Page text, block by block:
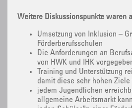
Weitere Diskussionspunkte waren
Umsetzung von Inklusion –
Förderberufsschulen
Die Anforderungen an
von HWK und IHK
Training und Unterstützung
damit diese sehr hohen Ziele
jedem Jugendlichen
allgemeine Arbeitsmarkt